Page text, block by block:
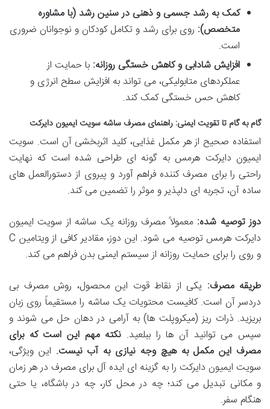
کمک به رشد جسمی و ذهنی در سنین رشد (با مشاوره
متخصص): روی برای رشد و تکامل کودکان و نوجوانان ضروری
است.
افزایش شادابی و کاهش خستگی روزانه: با حمایت از
عملکردهای متابولیکی، می تواند به افزایش سطح انرژی و
کاهش حس خستگی کمک کند.
گام به گام تا تقویت ایمنی: راهنمای مصرف ساشه سویت ایمیون دایرکت
استفاده صحیح از هر مکمل غذایی، کلید اثربخشی آن است. سویت
ایمیون دایرکت هرمس به گونه ای طراحی شده است که نهایت
راحتی را برای مصرف کننده فراهم آورد و پیروی از دستورالعمل های
ساده آن، تجربه ای دلپذیر و موثر را تضمین می کند.
دوز توصیه شده: معمولاً مصرف روزانه یک ساشه از سویت ایمیون
دایرکت هرمس توصیه می شود. این دوز، مقادیر کافی از ویتامین C
و روی را برای حمایت روزانه از سیستم ایمنی بدن فراهم می کند.
طریقه مصرف: یکی از نقاط قوت این محصول، روش مصرف بی
دردسر آن است. کافیست محتویات یک ساشه را مستقیماً روی زبان
بریزید. ذرات ریز (میکروپلت ها) به آرامی در دهان حل می شوند و
سپس می توانید آن ها را ببلعید. نکته مهم این است که برای
مصرف این مکمل به هیچ وجه نیازی به آب نیست. این ویژگی،
سویت ایمیون دایرکت را به گزینه ای ایده آل برای مصرف در هر زمان
و مکانی تبدیل می کند؛ چه در محل کار، چه در باشگاه، یا حتی
هنگام سفر.